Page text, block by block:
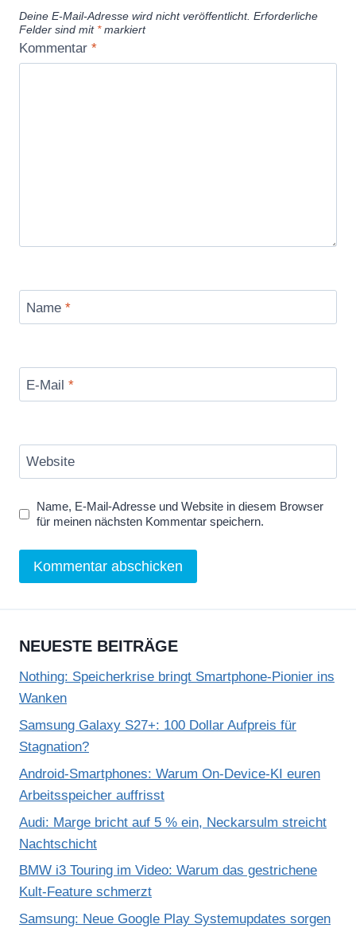
Deine E-Mail-Adresse wird nicht veröffentlicht. Erforderliche
Felder sind mit *markiert
Kommentar *
Name *
E-Mail *
Website
Name, E-Mail-Adresse und Website in diesem Browser
für meinen nächsten Kommentar speichern.
NEUESTE BEITRÄGE
Nothing: Speicherkrise bringt Smartphone-Pionier ins
Wanken
Samsung Galaxy S27+: 100 Dollar Aufpreis für
Stagnation?
Android-Smartphones: Warum On-Device-KI euren
Arbeitsspeicher auffrisst
Audi: Marge bricht auf 5 % ein, Neckarsulm streicht
Nachtschicht
BMW i3 Touring im Video: Warum das gestrichene
Kult-Feature schmerzt
Samsung: Neue Google Play Systemupdates sorgen